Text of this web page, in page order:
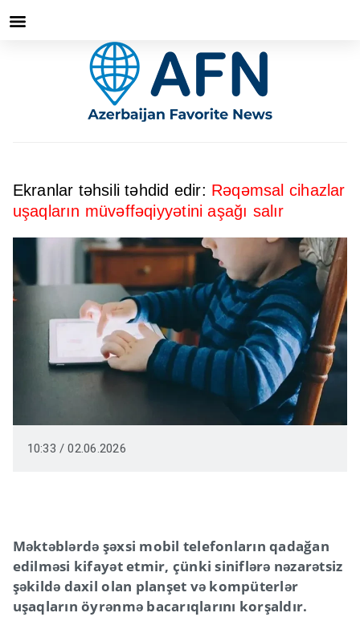
Ekranlar təhsili təhdid edir: Rəqəmsal cihazlar
uşaqların müvəffəqiyyətini aşağı salır
10:33 / 02.06.2026
Məktəblərdə şəxsi mobil telefonların qadağan
edilməsi kifayət etmir, çünki siniflərə nəzarətsiz
şəkildə daxil olan planşet və kompüterlər
uşaqların öyrənmə bacarıqlarını korşaldır.